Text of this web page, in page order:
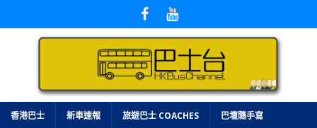
香港巴士 新車速報 旅遊巴士 COACHES 巴壇隨手寫